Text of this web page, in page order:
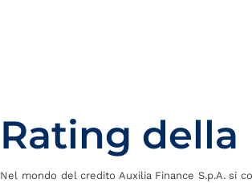
Rating della
Nel mondo del credito Auxilia Finance S.p.A. si